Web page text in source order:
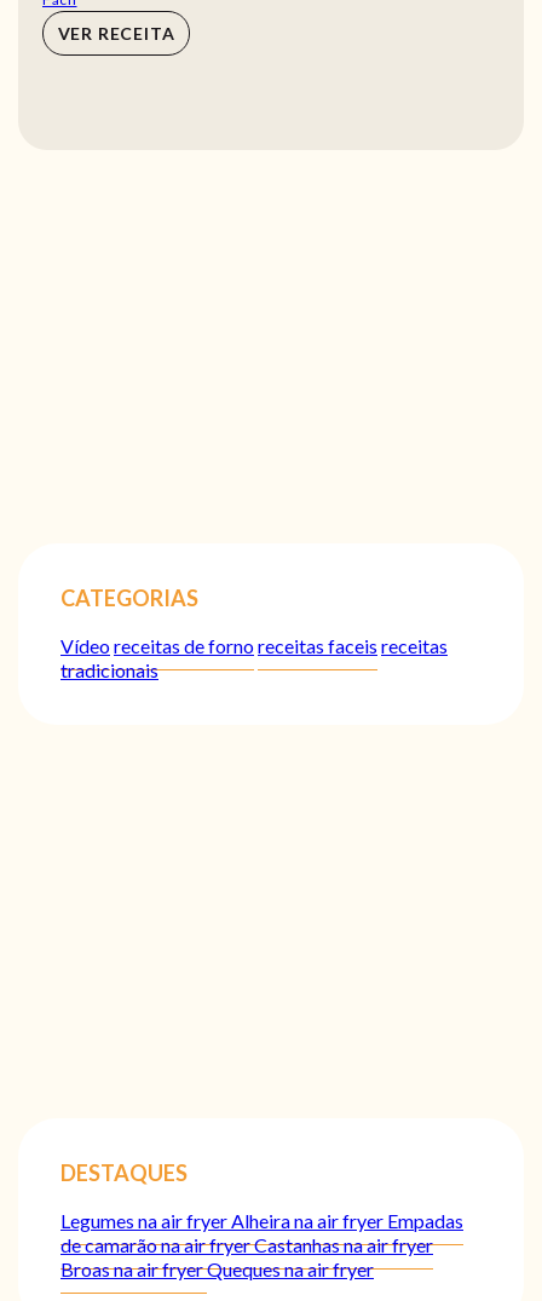
VER RECEITA
CATEGORIAS
Vídeoreceitas de fornoreceitas faceis receitas
tradicionais
DESTAQUES
Legumes na air fryerAlheira na air fryer Empadas
de camarão na air fryerCastanhas na air fryer
Broas na air fryerQueques na air fryer